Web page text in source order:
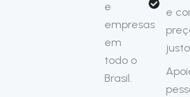
e
empresas
em
todo o
Brasil.
e
justo